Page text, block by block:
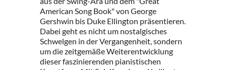
American Song Book" von George
Gershwin bis Duke Ellington präsentieren.
Dabei geht es nicht um nostalgisches
Schwelgen in der Vergangenheit, sondern
um die zeitgemäße Weiterentwicklung
dieser faszinierenden pianistischen